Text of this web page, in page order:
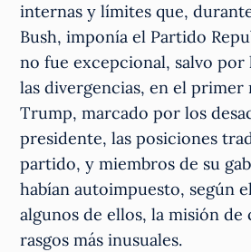
internas y límites que,
Bush, imponía el Partido
no fue excepcional, salvo por
las divergencias, en el primer
Trump, marcado por los
presidente, las posiciones
partido, y miembros de su
habían autoimpuesto, según
algunos de ellos, la misión de
rasgos más inusuales.